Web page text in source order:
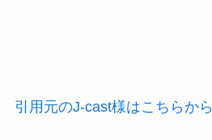
引用元のJ-cast様はこちらから